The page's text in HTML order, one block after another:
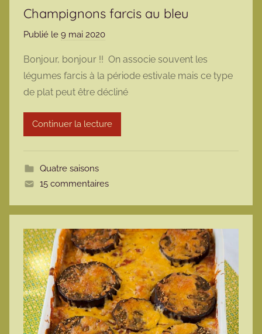
Champignons farcis au bleu
Publié le 9 mai 2020
m
a
r
m
e
Bonjour, bonjour !! On associe souvent les
légumes farcis à la période estivale mais ce type
de plat peut être décliné
Continuer la lecture
Quatre saisons
15 commentaires